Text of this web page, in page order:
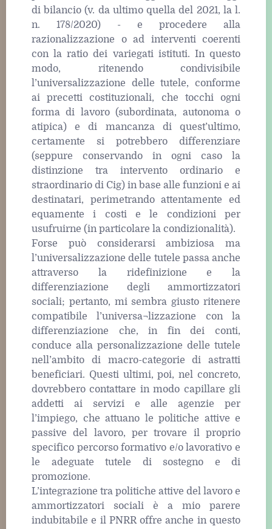
di bilancio (v. da ultimo quella del 2021, la l.
n. 178/2020) - e procedere alla
razionalizzazione o ad interventi coerenti
con la ratio dei variegati istituti. In questo
modo, ritenendo condivisibile
l’universalizzazione delle tutele, conforme
ai precetti costituzionali, che tocchi ogni
forma di lavoro (subordinata, autonoma o
atipica) e di mancanza di quest’ultimo,
certamente si potrebbero differenziare
(seppure conservando in ogni caso la
distinzione tra intervento ordinario e
straordinario di Cig) in base alle funzioni e ai
destinatari, perimetrando attentamente ed
equamente i costi e le condizioni per
usufruirne (in particolare la condizionalità).
Forse può considerarsi ambiziosa ma
l’universalizzazione delle tutele passa anche
attraverso la ridefinizione e la
differenziazione degli ammortizzatori
sociali; pertanto, mi sembra giusto ritenere
compatibile l’universa¬lizzazione con la
differenziazione che, in fin dei conti,
conduce alla personalizzazione delle tutele
nell’ambito di macro-categorie di astratti
beneficiari. Questi ultimi, poi, nel concreto,
dovrebbero contattare in modo capillare gli
addetti ai servizi e alle agenzie per
l’impiego, che attuano le politiche attive e
passive del lavoro, per trovare il proprio
specifico percorso formativo e/o lavorativo e
le adeguate tutele di sostegno e di
promozione.
L’integrazione tra politiche attive del lavoro e
ammortizzatori sociali è a mio parere
indubitabile e il PNRR offre anche in questo